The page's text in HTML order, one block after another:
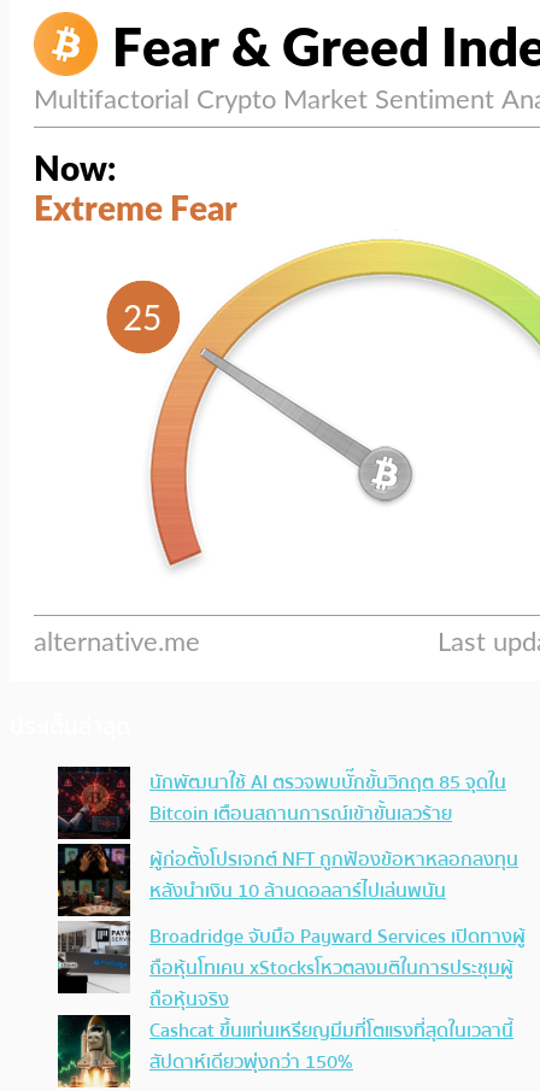
นักพัฒนาใช้ AI ตรวจพบบั๊กขั้นวิกฤต 85 จุดใน
Bitcoin เตือนสถานการณ์เข้าขั้นเลวร้าย
ผู้ก่อตั้งโปรเจกต์ NFT ถูกฟ้องข้อหาหลอกลงทุน
หลังนำเงิน 10 ล้านดอลลาร์ไปเล่นพนัน
Broadridge จับมือ Payward Services เปิดทางผู้
ถือหุ้นโทเคน xStocksโหวตลงมติในการประชุมผู้
ถือหุ้นจริง
Cashcat ขึ้นแท่นเหรียญมีมที่โตแรงที่สุดในเวลานี้
สัปดาห์เดียวพุ่งกว่า 150%